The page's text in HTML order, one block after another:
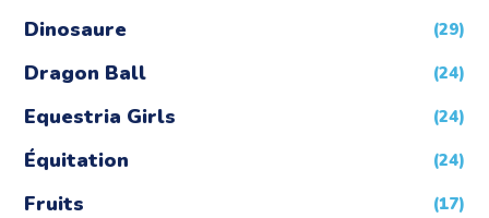
Dinosaure (29)
Dragon Ball (24)
Equestria Girls (24)
Équitation (24)
Fruits (17)